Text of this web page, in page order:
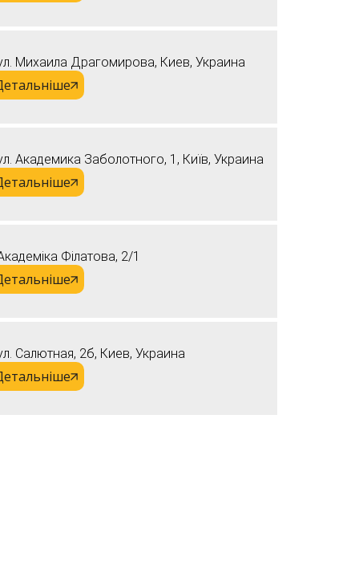
Михаила Драгомирова, Киев, Украина
Академика Заболотного, 1, Київ, Украина
Філатова, 2/1
Салютная, 2б, Киев, Украина